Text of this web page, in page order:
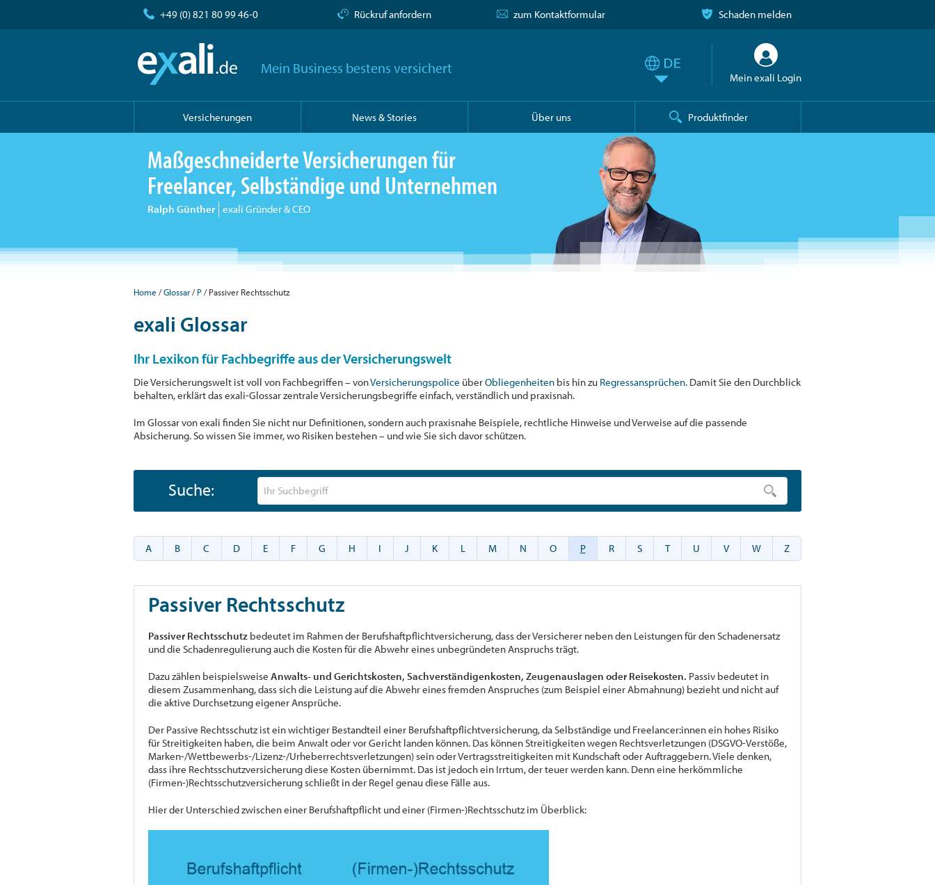
+49 (0) 821 80 99 46-0 Rückruf anfordern zum Kontaktformular Schaden melden
Mein Business bestens versichert
Mein exali Login
Versicherungen News & Stories Über uns Produktfinder
Maßgeschneiderte Versicherungen für
Freelancer, Selbständige und Unternehmen
Ralph Günther exali Gründer & CEO
Home Glossar P Passiver Rechtsschutz
exali Glossar
Ihr Lexikon für Fachbegriffe aus der Versicherungswelt
Die Versicherungswelt ist voll von Fachbegriffen – vonVersicherungspolice überObliegenheiten bis hin zu Regressansprüchen. Damit Sie den Durchblick
behalten, erklärt das exali-Glossar zentrale Versicherungsbegriffe einfach, verständlich und praxisnah.
Im Glossar von exali finden Sie nicht nur Definitionen, sondern auch praxisnahe Beispiele, rechtliche Hinweise und Verweise auf die passende
Absicherung. So wissen Sie immer, wo Risiken bestehen – und wie Sie sich davor schützen.
Suche:
A B C D E F G H I J K L M N O P R S T U V W Z
Passiver Rechtsschutz
Passiver Rechtsschutz bedeutet im Rahmen der Berufshaftpflichtversicherung, dass der Versicherer neben den Leistungen für den Schadenersatz
und die Schadenregulierung auch die Kosten für die Abwehr eines unbegründeten Anspruchs trägt.
Dazu zählen beispielsweise Anwalts- und Gerichtskosten, Sachverständigenkosten, Zeugenauslagen oder Reisekosten. Passiv bedeutet in
diesem Zusammenhang, dass sich die Leistung auf die Abwehr eines fremden Anspruches (zum Beispiel einer Abmahnung) bezieht und nicht auf
die aktive Durchsetzung eigener Ansprüche.
Der Passive Rechtsschutz ist ein wichtiger Bestandteil einer Berufshaftpflichtversicherung, da Selbständige und Freelancer:innen ein hohes Risiko
für Streitigkeiten haben, die beim Anwalt oder vor Gericht landen können. Das können Streitigkeiten wegen Rechtsverletzungen (DSGVO-Verstöße,
Marken-/Wettbewerbs-/Lizenz-/Urheberrechtsverletzungen) sein oder Vertragsstreitigkeiten mit Kundschaft oder Auftraggebern. Viele denken,
dass ihre Rechtsschutzversicherung diese Kosten übernimmt. Das ist jedoch ein Irrtum, der teuer werden kann. Denn eine herkömmliche
(Firmen-)Rechtsschutzversicherung schließt in der Regel genau diese Fälle aus.
Hier der Unterschied zwischen einer Berufshaftpflicht und einer (Firmen-)Rechtsschutz im Überblick: